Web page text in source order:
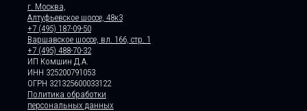
г. Москва,
Алтуфьевское шоссе, 48к3
+7 (495) 187-09-50
Варшавское шоссе, вл. 166, стр. 1
+7 (495) 488-70-32
ИП Комшин Д.А.
ИНН 325200791053
ОГРН 321325600033122
Политика обработки
персональных данных